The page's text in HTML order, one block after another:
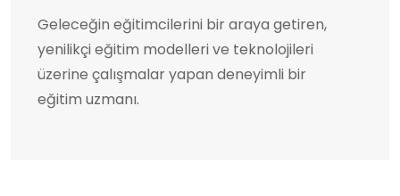
Geleceğin eğitimcilerini bir araya getiren,
yenilikçi eğitim modelleri ve teknolojileri
üzerine çalışmalar yapan deneyimli bir
eğitim uzmanı.